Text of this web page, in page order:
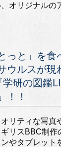
オリジナルの
っと」を食
ウルスが現
学研の図鑑
！！
リティな写真
ギリスBBC制
ンやタブレット